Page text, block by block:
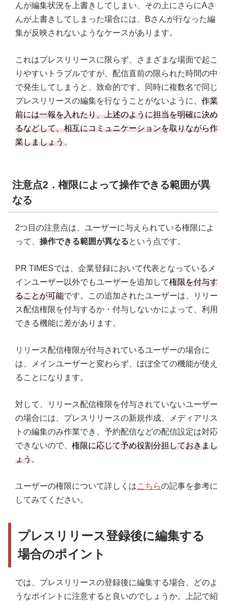
んが編集状況を上書きしてしまい、その上にさらにAさ
んが上書きしてしまった場合には、Bさんが行なった編
集が反映されないようなケースがあります。
これはプレスリリースに限らず、さまざまな場面で起こ
りやすいトラブルですが、配信直前の限られた時間の中
で発生してしまうと、致命的です。同時に複数名で同じ
プレスリリースの編集を行なうことがないように、 作業
前には一報を入れたり、上述のように担当を明確に決め
るなどして、相互にコミュニケーションを取りながら作
業しましょう。
注意点2．権限によって操作できる範囲が異
なる
2つ目の注意点は、ユーザーに与えられている権限によ
って、 操作できる範囲が異なるという点です。
PR TIMESでは、企業登録において代表となっているメ
インユーザー以外でもユーザーを追加して権限を付与す
ることが可能です。この追加されたユーザーは、リリー
ス配信権限を付与するか・付与しないかによって、利用
できる機能に差があります。
リリース配信権限が付与されているユーザーの場合に
は、メインユーザーと変わらず、ほぼ全ての機能が使え
ることになります。
対して、リリース配信権限を付与されていないユーザー
の場合には、プレスリリースの新規作成、メディアリス
トの編集のみ作業でき、予約配信などの配信設定は対応
できないので、 権限に応じて予め役割分担しておきまし
ょう。
ユーザーの権限について詳しくはこちらの記事を参考に
してみてください。
プレスリリース登録後に編集する
場合のポイント
では、プレスリリースの登録後に編集する場合、どのよ
うなポイントに注意すると良いのでしょうか。上記で紹